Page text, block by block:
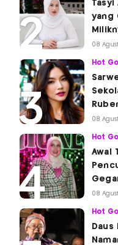
Tasyi
yang
08
Hot
08
Hot
Awal
08
Hot